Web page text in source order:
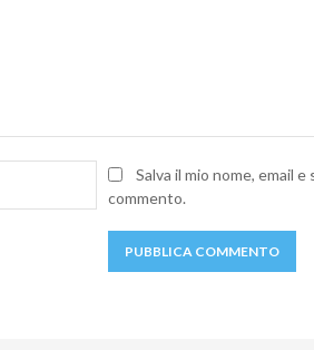
Nome:Salva il mio nome, email
commento.